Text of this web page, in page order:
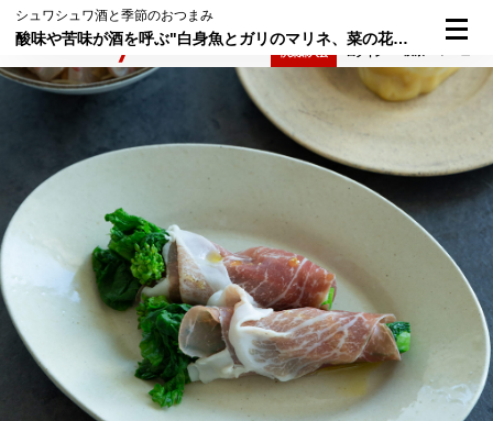
シュワシュワ酒と季節のおつまみ
酸味や苦味が酒を呼ぶ"白身魚とガリのマリネ、菜の花の生ハム巻き"